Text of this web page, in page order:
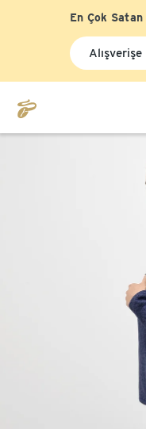
En Çok
Alışverişe